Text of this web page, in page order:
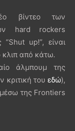
βίντεο των
hard rockers
up!”, είναι
κλιπ από κάτω.
άλμπουμ της
κριτική του εδώ),
της Frontiers